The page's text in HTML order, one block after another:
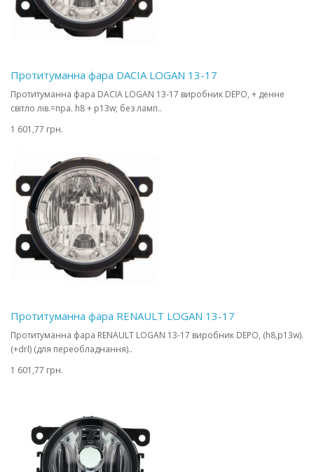
Протитуманна фара DACIA LOGAN 13-17
Протитуманна фара DACIA LOGAN 13-17 виробник DEPO, + денне
світло лів.=пра. h8 + p13w; без ламп..
1 601,77 грн.
Протитуманна фара RENAULT LOGAN 13-17
Протитуманна фара RENAULT LOGAN 13-17 виробник DEPO, (h8,p13w).
(+drl) (для переобладнання)..
1 601,77 грн.